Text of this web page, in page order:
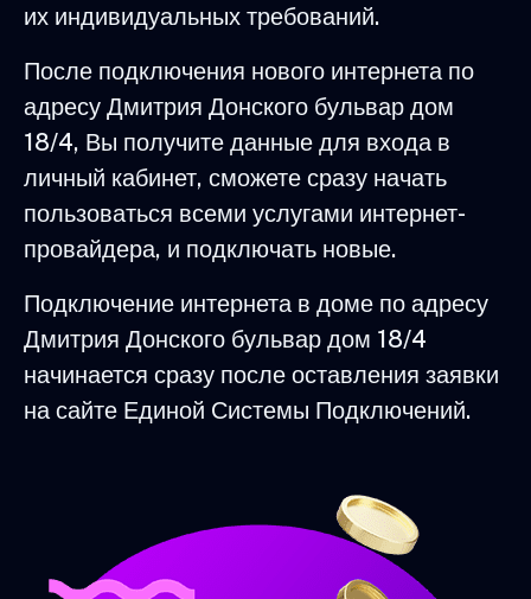
их индивидуальных требований.
После подключения нового интернета по
адресу Дмитрия Донского бульвар дом
18/4, Вы получите данные для входа в
личный кабинет, сможете сразу начать
пользоваться всеми услугами интернет-
провайдера, и подключать новые.
Подключение интернета в доме по адресу
Дмитрия Донского бульвар дом 18/4
начинается сразу после оставления заявки
на сайте Единой Системы Подключений.